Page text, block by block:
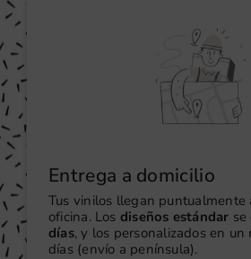
Entrega a domicilio
Tus vinilos llegan puntualmente
oficina. Los diseños estándar
días, y los personalizados en un
días (envío a península).